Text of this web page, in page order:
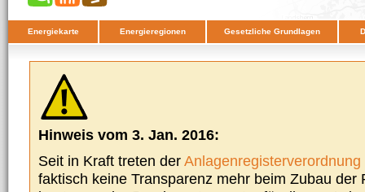
Energiekarte Energieregionen Gesetzliche Grundlagen
Hinweis vom 3. Jan. 2016:
Seit in Kraft treten derAnlagenregisterverordnung
faktisch keine Transparenz mehr beim Zubau der